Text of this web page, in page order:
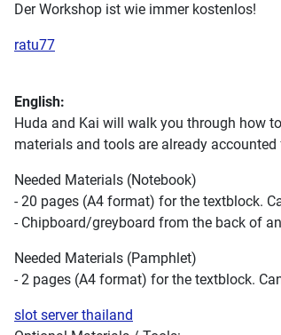
Der Workshop ist wie immer kostenlos!
ratu77
English:
Huda and Kai will walk you through how
materials and tools are already
Needed Materials (Notebook)
- 20 pages (A4 format) for the textblock.
- Chipboard/greyboard from the back of
Needed Materials (Pamphlet)
- 2 pages (A4 format) for the textblock.
slot server thailand